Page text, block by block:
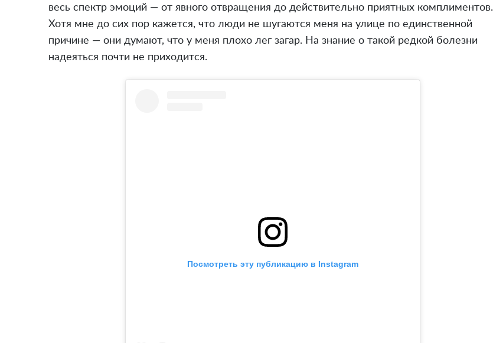
весь спектр эмоций — от явного отвращения до действительно приятных комплиментов.
Хотя мне до сих пор кажется, что люди не шугаются меня на улице по единственной
причине — они думают, что у меня плохо лег загар. На знание о такой редкой болезни
надеяться почти не приходится.
Посмотреть эту публикацию в Instagram